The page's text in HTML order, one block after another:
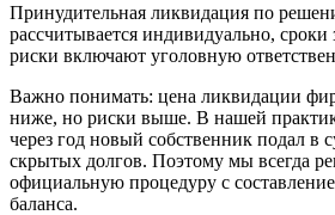
Принудительная ликвидация по
рассчитывается индивидуально, сроки
риски включают уголовную
Важно понимать: цена ликвидации
ниже, но риски выше. В нашей
через год новый собственник подал в
скрытых долгов. Поэтому мы всегда
официальную процедуру с
баланса.